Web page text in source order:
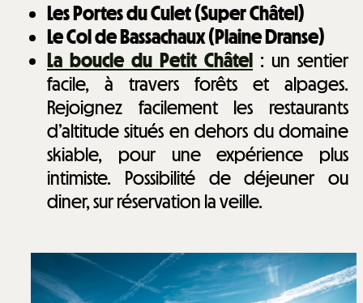
Les Portes du Culet (Super Châtel)
Le Col de Bassachaux (Plaine Dranse)
La boucle du Petit Châtel : un sentier
facile, à travers forêts et alpages.
Rejoignez facilement les restaurants
d’altitude situés en dehors du domaine
skiable, pour une expérience plus
intimiste. Possibilité de déjeuner ou
diner, sur réservation la veille.